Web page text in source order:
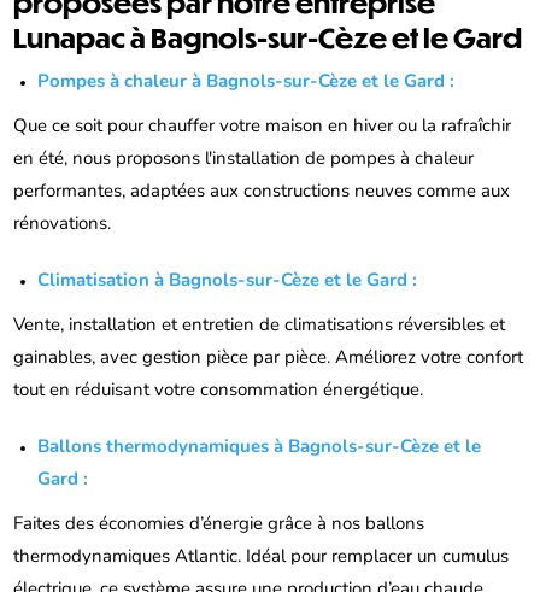
Lunapac à Bagnols-sur-Cèze et le Gard
Pompes à chaleur à Bagnols-sur-Cèze et le Gard :
Que ce soit pour chauffer votre maison en hiver ou la rafraîchir
en été, nous proposons l'installation de pompes à chaleur
performantes, adaptées aux constructions neuves comme aux
rénovations.
Climatisation à Bagnols-sur-Cèze et le Gard :
Vente, installation et entretien de climatisations réversibles et
gainables, avec gestion pièce par pièce. Améliorez votre confort
tout en réduisant votre consommation énergétique.
Ballons thermodynamiques à Bagnols-sur-Cèze et le
Gard :
Faites des économies d’énergie grâce à nos ballons
thermodynamiques Atlantic. Idéal pour remplacer un cumulus